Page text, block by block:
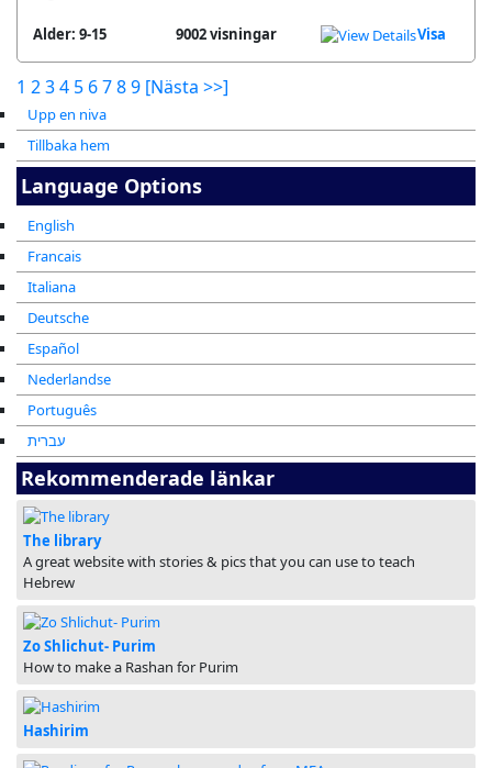
Upp en niva
Tillbaka hem
Alder: 9-15 9002 visningar Visa
1 234 5 6789 [Nästa >>]
Language Options
English
Francais
Italiana
Deutsche
Español
Nederlandse
Português
עברית
Rekommenderade länkar
The library
A great website with stories & pics that you can use to teach
Hebrew
Zo Shlichut- Purim
How to make a Rashan for Purim
Hashirim